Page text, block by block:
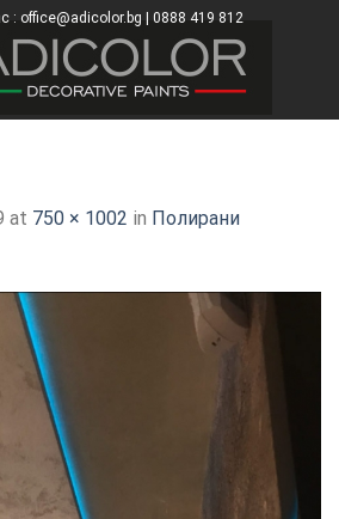
: office@adicolor.bg | 0888 419 812
at 750 × 1002 in Полирани